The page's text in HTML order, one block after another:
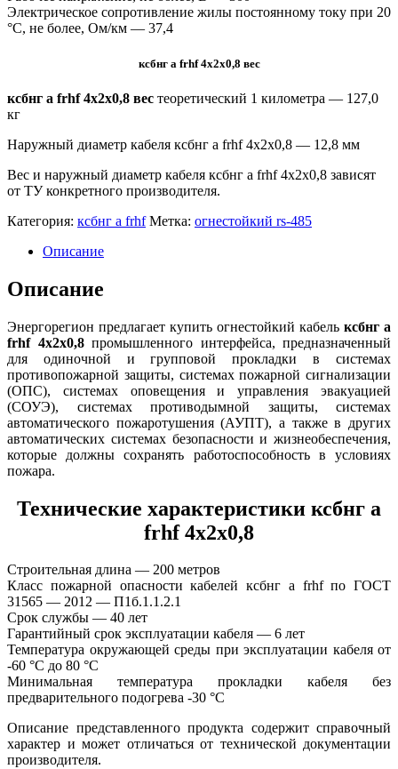
Электрическое сопротивление жилы постоянному току при 20
°C, не более, Ом/км — 37,4
ксбнг а frhf 4х2х0,8 вес
ксбнг а frhf 4х2х0,8 вес теоретический 1 километра — 127,0
кг
Наружный диаметр кабеля ксбнг а frhf 4х2х0,8 — 12,8 мм
Вес и наружный диаметр кабеля ксбнг а frhf 4х2х0,8 зависят
от ТУ конкретного производителя.
Категория: ксбнг а frhf Метка: огнестойкий rs-485
Описание
Описание
Энергорегион предлагает купить огнестойкий кабель ксбнг а
frhf 4х2х0,8промышленного интерфейса, предназначенный
для одиночной и групповой прокладки в системах
противопожарной защиты, системах пожарной сигнализации
(ОПС), системах оповещения и управления эвакуацией
(СОУЭ), системах противодымной защиты, системах
автоматического пожаротушения (АУПТ), а также в других
автоматических системах безопасности и жизнеобеспечения,
которые должны сохранять работоспособность в условиях
пожара.
Технические характеристики ксбнг а
frhf 4х2х0,8
Строительная длина — 200 метров
Класс пожарной опасности кабелей ксбнг а frhf по ГОСТ
31565 — 2012 — П1б.1.1.2.1
Срок службы — 40 лет
Гарантийный срок эксплуатации кабеля — 6 лет
Температура окружающей среды при эксплуатации кабеля от
-60 °С до 80 °С
Минимальная температура прокладки кабеля без
предварительного подогрева -30 °С
Описание представленного продукта содержит справочный
характер и может отличаться от технической документации
производителя.